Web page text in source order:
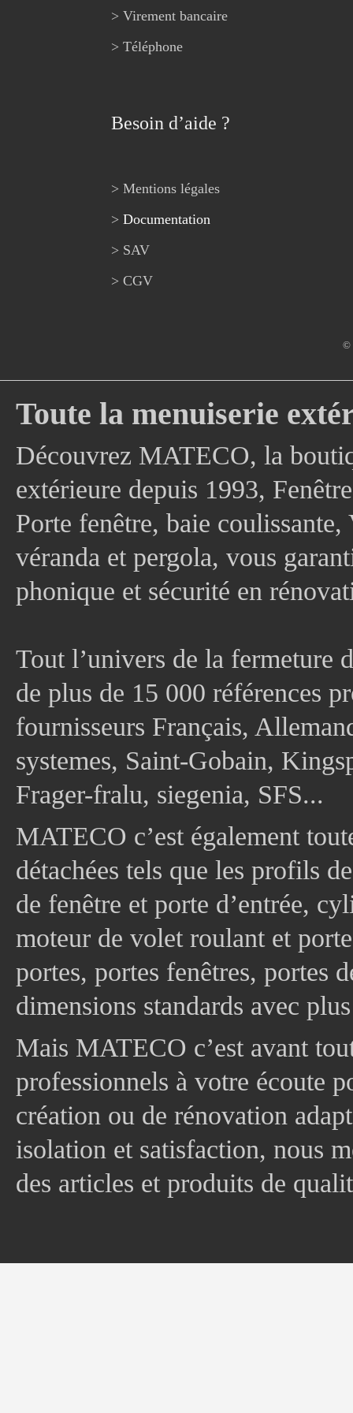
> Virement bancaire
> Téléphone
Besoin d’aide ?
> Mentions légales
> Documentation
> SAV
> CGV
©
Toute la menuiserie
Découvrez MATECO, la
extérieure depuis 1993,
Porte fenêtre, baie
véranda et pergola, vous
phonique et sécurité en
Tout l’univers de la fermeture
de plus de 15 000 références
fournisseurs Français,
systemes, Saint-Gobain,
Frager-fralu, siegenia, SFS...
MATECO c’est également
détachées tels que les profils
de fenêtre et porte d’entrée,
moteur de volet roulant et
portes, portes fenêtres, portes
dimensions standards avec
Mais MATECO c’est avant
professionnels à votre écoute
création ou de rénovation
isolation et satisfaction, nous
des articles et produits de